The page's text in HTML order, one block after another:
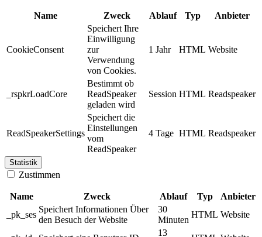
Name Zweck Ablauf Typ Anbieter
CookieConsent
Speichert Ihre
Einwilligung
zur
Verwendung
von Cookies.
1 Jahr HTML Website
_rspkrLoadCore
Bestimmt ob
ReadSpeaker
geladen wird
Session HTML Readspeaker
ReadSpeakerSettings
Speichert die
Einstellungen
vom
ReadSpeaker
4 Tage HTML Readspeaker
Statistik
Zustimmen
Name Zweck Ablauf Typ
Anbieter
_pk_ses
Speichert Informationen Über
den Besuch der Website
30
Minuten
HTML Website
13